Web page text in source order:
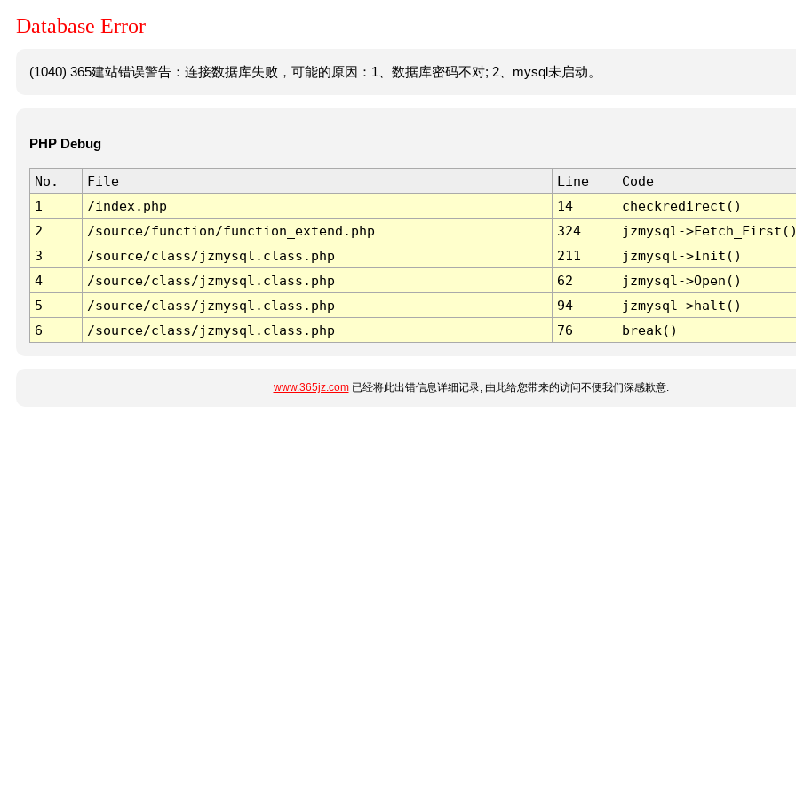
Database Error
(1040) 365建站错误警告：连接数据库失败，可能的原因：1、数据库密码不对; 2、mysql未启动。
PHP Debug
No. File Line
Code
1
/index.php 14
checkredirect()
2
/source/function/function_extend.php 324
jzmysql-
3
/source/class/jzmysql.class.php 211
jzmysql->Init()
4
/source/class/jzmysql.class.php 62
jzmysql->Open()
5
/source/class/jzmysql.class.php 94
jzmysql->halt()
6
/source/class/jzmysql.class.php 76 break()
www.365jz.com已经将此出错信息详细记录, 由此给您带来的访问不便我们深感歉意.